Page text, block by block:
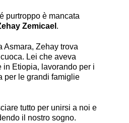
purtroppo è mancata
Zemicael .
Asmara, Zehay trova
Lei che aveva
in Etiopia, lavorando per i
per le grandi famiglie
tutto per unirsi a noi e
il nostro sogno.